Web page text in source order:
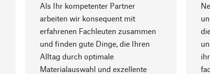
Als Ihr kompetenter Partner
arbeiten wir konsequent mit
erfahrenen Fachleuten zusammen
und finden gute Dinge, die Ihren
Alltag durch optimale
Materialauswahl und exzellente